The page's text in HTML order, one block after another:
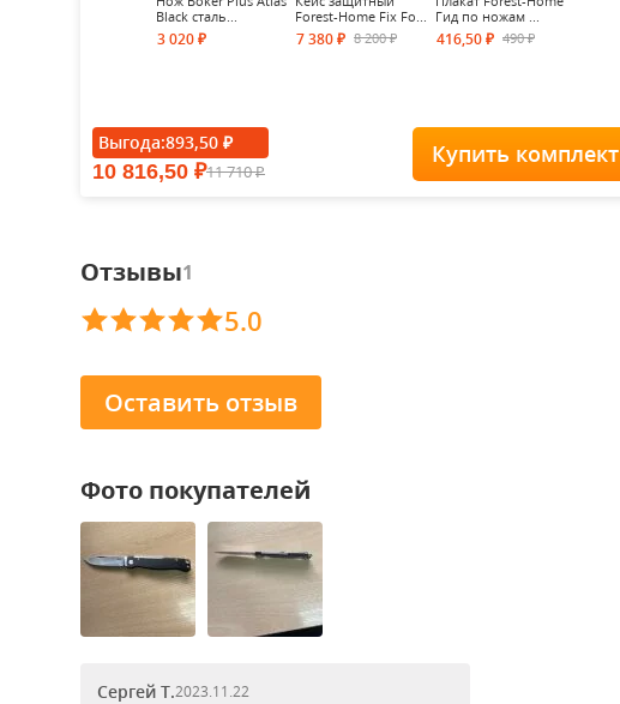
Black сталь...
3 020 ₽
Forest-Home Fix Fo...
7 380₽ 8 200₽
Гид по ножам ...
416,50 ₽ 490₽
Выгода:893,50 ₽
10 816,50 ₽11 710₽
Купить комплект
Отзывы1
5.0
Оставить отзыв
Фото покупателей
Сергей Т.2023.11.22